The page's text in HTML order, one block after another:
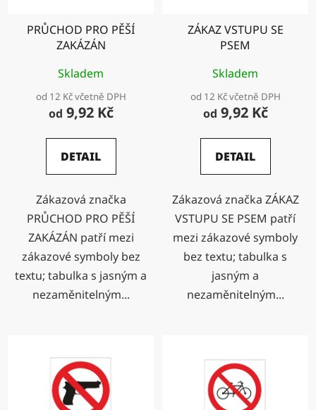
PRŮCHOD PRO PĚŠÍ
ZAKÁZÁN
Skladem
od 12 Kč včetně DPH
od 9,92 Kč
DETAIL
Zákazová značka
PRŮCHOD PRO PĚŠÍ
ZAKÁZÁN patří mezi
zákazové symboly bez
textu; tabulka s jasným a
nezaměnitelným...
ZÁKAZ VSTUPU SE
PSEM
Skladem
od 12 Kč včetně DPH
od 9,92 Kč
DETAIL
Zákazová značka ZÁKAZ
VSTUPU SE PSEM patří
mezi zákazové symboly
bez textu; tabulka s
jasným a
nezaměnitelným...